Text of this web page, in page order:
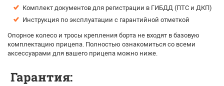
Комплект документов для регистрации в ГИБДД (ПТС и ДКП)
Инструкция по эксплуатации с гарантийной отметкой
Опорное колесо и тросы крепления борта не входят в базовую
комплектацию прицепа. Полностью ознакомиться со всеми
аксессуарами для вашего прицепа можно ниже.
Гарантия: